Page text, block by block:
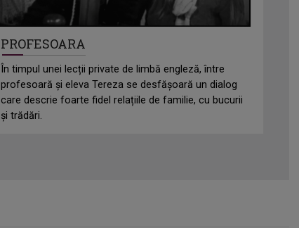
PROFESOARA
În timpul unei lecții private de limbă engleză, între
profesoară și eleva Tereza se desfășoară un dialog
care descrie foarte fidel relațiile de familie, cu bucurii
și trădări.